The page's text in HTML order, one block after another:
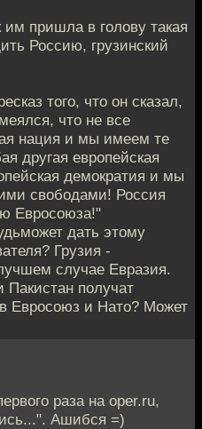
им пришла в голову такая
Россию, грузинский
того, что он сказал,
что не все
нация и мы имеем те
другая европейская
демократия и мы
свободами! Россия
Евросоюза!"
дать этому
Грузия -
случае Евразия.
Пакистан получат
Евросоюз и Нато? Может
раза на oper.ru,
Ашибся =)